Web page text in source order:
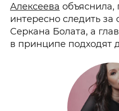
Алексеева объяснила,
интересно следить
Серкана Болата, а
в принципе подходят